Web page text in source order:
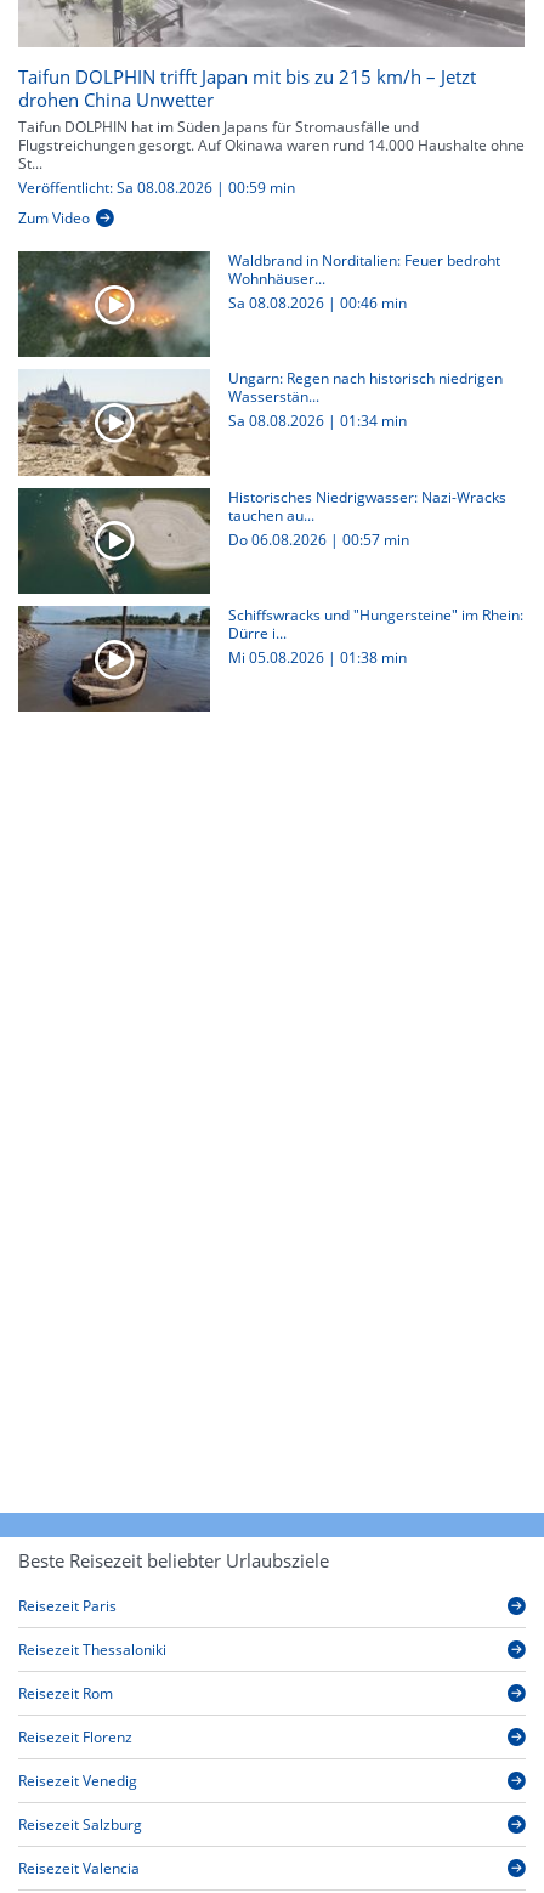
Taifun DOLPHIN trifft Japan mit bis zu 215 km/h – Jetzt
drohen China Unwetter
Taifun DOLPHIN hat im Süden Japans für Stromausfälle und
Flugstreichungen gesorgt. Auf Okinawa waren rund 14.000 Haushalte ohne
St...
Veröffentlicht: Sa 08.08.2026 | 00:59 min
Zum Video
Waldbrand in Norditalien: Feuer bedroht
Wohnhäuser...
Sa 08.08.2026 | 00:46 min
Ungarn: Regen nach historisch niedrigen
Wasserstän...
Sa 08.08.2026 | 01:34 min
Historisches Niedrigwasser: Nazi-Wracks
tauchen au...
Do 06.08.2026 | 00:57 min
Schiffswracks und "Hungersteine" im Rhein:
Dürre i...
Mi 05.08.2026 | 01:38 min
Beste Reisezeit beliebter Urlaubsziele
Reisezeit Paris
Reisezeit Thessaloniki
Reisezeit Rom
Reisezeit Florenz
Reisezeit Venedig
Reisezeit Salzburg
Reisezeit Valencia